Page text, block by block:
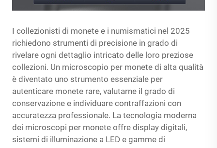
I collezionisti di monete e i numismatici nel 2025
richiedono strumenti di precisione in grado di
rivelare ogni dettaglio intricato delle loro preziose
collezioni. Un microscopio per monete di alta qualità
è diventato uno strumento essenziale per
autenticare monete rare, valutarne il grado di
conservazione e individuare contraffazioni con
accuratezza professionale. La tecnologia moderna
dei microscopi per monete offre display digitali,
sistemi di illuminazione a LED e gamme di